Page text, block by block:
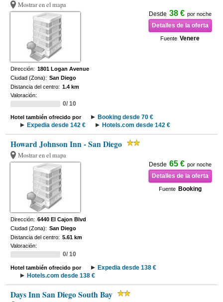
Mostrar en el mapa
Desde 38 € por noche
Detalles de la oferta
Fuente Venere
Dirección: 1801 Logan Avenue
Ciudad (Zona): San Diego
Distancia del centro: 1.4 km
Valoración:
0/ 10
Hotel también ofrecido por
Booking desde 70 €
Expedia desde 142 €
Hotels.com desde 142 €
Howard Johnson Inn - San Diego
Mostrar en el mapa
Desde 65 € por noche
Detalles de la oferta
Fuente Booking
Dirección: 6440 El Cajon Blvd
Ciudad (Zona): San Diego
Distancia del centro: 5.61 km
Valoración:
0/ 10
Hotel también ofrecido por
Expedia desde 138 €
Hotels.com desde 138 €
Days Inn San Diego South Bay